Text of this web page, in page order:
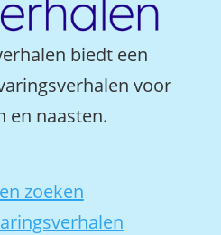
biedt een
voor
en naasten.
zoeken